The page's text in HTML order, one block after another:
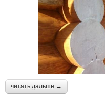
читать дальше →